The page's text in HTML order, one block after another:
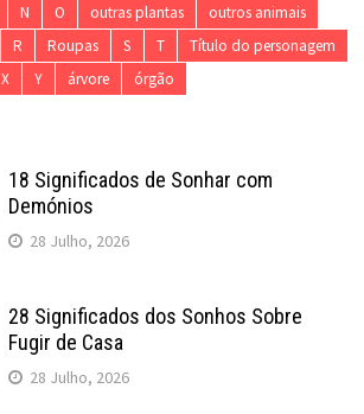
N O outras plantas
outros animais
R Roupas S T
Título do personagem
X Y árvore órgão
18 Significados de Sonhar com
Demónios
28 Julho, 2026
28 Significados dos Sonhos Sobre
Fugir de Casa
28 Julho, 2026